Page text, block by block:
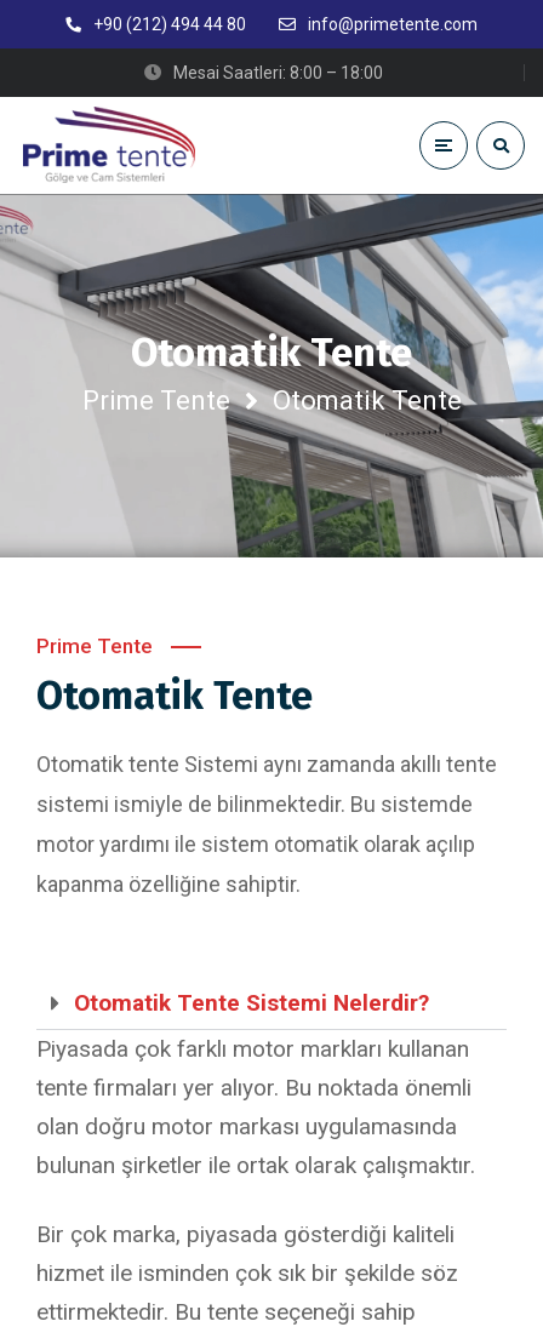
+90 (212) 494 44 80 info@primetente.com
Mesai Saatleri: 8:00 – 18:00
Otomatik Tente
Prime Tente Otomatik Tente
Prime Tente
Otomatik Tente
Otomatik tente Sistemi aynı zamanda akıllı tente
sistemi ismiyle de bilinmektedir. Bu sistemde
motor yardımı ile sistem otomatik olarak açılıp
kapanma özelliğine sahiptir.
Otomatik Tente Sistemi Nelerdir?
Piyasada çok farklı motor markları kullanan
tente firmaları yer alıyor. Bu noktada önemli
olan doğru motor markası uygulamasında
bulunan şirketler ile ortak olarak çalışmaktır.
Bir çok marka, piyasada gösterdiği kaliteli
hizmet ile isminden çok sık bir şekilde söz
ettirmektedir. Bu tente seçeneği sahip